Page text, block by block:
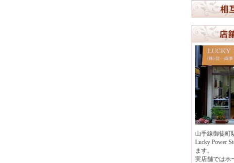
山手線御徒町
Lucky Power
ます。
実店舗ではホ